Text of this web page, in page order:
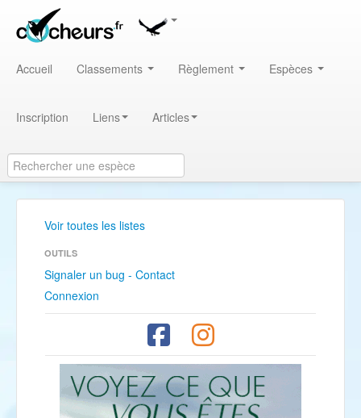
Accueil Classements Règlement Espèces
Inscription Liens Articles
Voir toutes les listes
OUTILS
Signaler un bug - Contact
Connexion